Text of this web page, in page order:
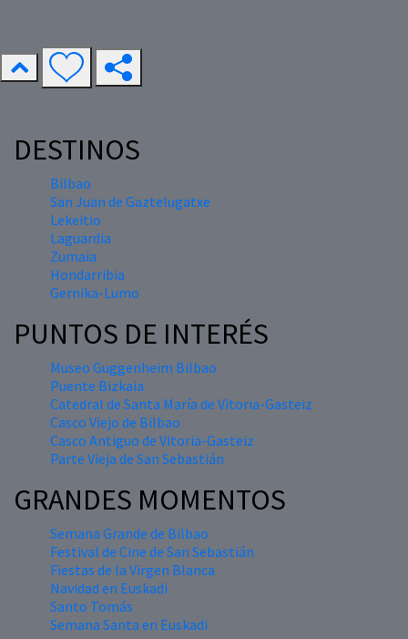
DESTINOS
Bilbao
San Juan de Gaztelugatxe
Lekeitio
Laguardia
Zumaia
Hondarribia
Gernika-Lumo
PUNTOS DE INTERÉS
Museo Guggenheim Bilbao
Puente Bizkaia
Catedral de Santa María de Vitoria-Gasteiz
Casco Viejo de Bilbao
Casco Antiguo de Vitoria-Gasteiz
Parte Vieja de San Sebastián
GRANDES MOMENTOS
Semana Grande de Bilbao
Festival de Cine de San Sebastián
Fiestas de la Virgen Blanca
Navidad en Euskadi
Santo Tomás
Semana Santa en Euskadi